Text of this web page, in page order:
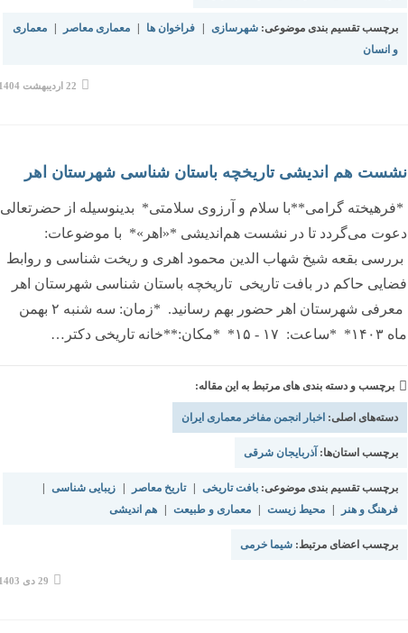
برچسب تقسیم بندی موضوعی: شهرسازی فراخوان ها معماری معاصر
معماری
و انسان
نوشته
منتشر
22 اردیبهشت 1404
نشست هم اندیشی تاریخچه باستان شناسی شهرستان اهر
*فرهیخته گرامی**با سلام و آرزوی سلامتی* بدینوسیله از حضرتعالی
دعوت می‌گردد تا در نشست هم‌اندیشی *«اهر»* با موضوعات:
بررسی بقعه شیخ شهاب الدین محمود اهری و ریخت شناسی و روابط
فضایی حاکم در بافت تاریخی تاریخچه باستان شناسی شهرستان اهر
معرفی شهرستان اهر حضور بهم رسانید. *زمان: سه شنبه ۲ بهمن
ماه ۱۴۰۳* *ساعت: ۱۷ - ۱۵* *مکان:**خانه تاریخی دکتر…
برچسب و دسته بندی های مرتبط به این مقاله:
دسته‌های اصلی: اخبار انجمن مفاخر معماری ایران
برچسب استان‌ها: آذربایجان شرقی
برچسب تقسیم بندی موضوعی: بافت تاریخی تاریخ معاصر زیبایی شناسی
فرهنگ و هنر
محیط زیست معماری و طبیعت هم اندیشی
برچسب اعضای مرتبط: شیما خرمی
نوشته
29 دی 1403